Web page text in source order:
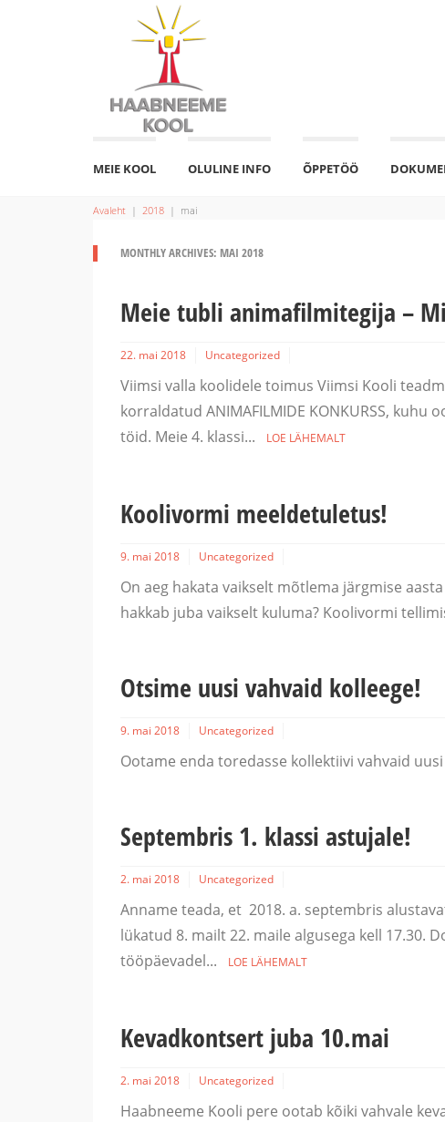
MEIE KOOL OLULINE INFO ÕPPETÖÖ
Avaleht | 2018 | mai
MONTHLY ARCHIVES: MAI 2018
Meie tubli animafilmitegija –
22. mai 2018 Uncategorized
Viimsi valla koolidele toimus Viimsi Kooli
korraldatud ANIMAFILMIDE KONKURSS,
töid. Meie 4. klassi...
LOE LÄHEMALT
Koolivormi meeldetuletus!
9. mai 2018 Uncategorized
On aeg hakata vaikselt mõtlema järgmise
hakkab juba vaikselt kuluma? Koolivormi
Otsime uusi vahvaid kolleege!
9. mai 2018 Uncategorized
Ootame enda toredasse kollektiivi vahvaid
Septembris 1. klassi astujale!
2. mai 2018 Uncategorized
Anname teada, et 2018. a. septembris
lükatud 8. mailt 22. maile algusega kell 17.30.
tööpäevadel...
LOE LÄHEMALT
Kevadkontsert juba 10.mai
2. mai 2018 Uncategorized
Haabneeme Kooli pere ootab kõiki vahvale